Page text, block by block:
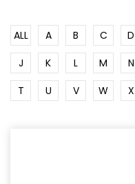
ALL A B C D
J
K L M N
T
U V W X